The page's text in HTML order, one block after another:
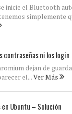
inicie el Bluetooth
simplemente
contraseñas ni los login
dejan de
el...Ver Más
Ubuntu – Solución